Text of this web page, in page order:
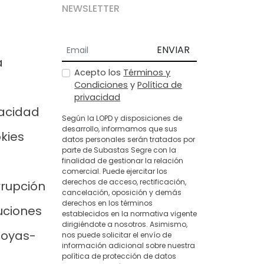
NEWSLETTER
ENVIAR
Acepto los Términos y
Condiciones yPolítica de
privacidad
Según la LOPD y disposiciones de
desarrollo, informamos que sus
datos personales serán tratados por
parte de Subastas Segre con la
finalidad de gestionar la relación
comercial. Puede ejercitar los
derechos de acceso, rectificación,
cancelación, oposición y demás
derechos en los términos
establecidos en la normativa vigente
dirigiéndote a nosotros. Asimismo,
nos puede solicitar el envío de
información adicional sobre nuestra
política de protección de datos